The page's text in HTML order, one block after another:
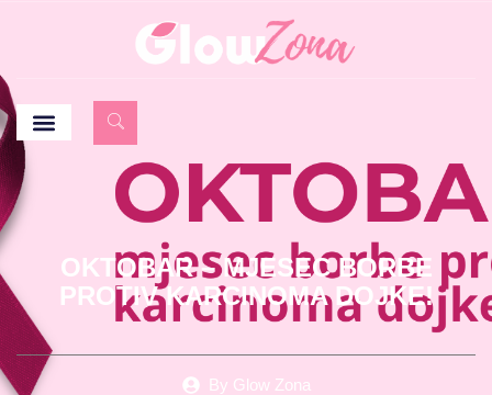
OKTOBAR – MJESEC BORBE
PROTIV KARCINOMA DOJKE!
By Glow Zona